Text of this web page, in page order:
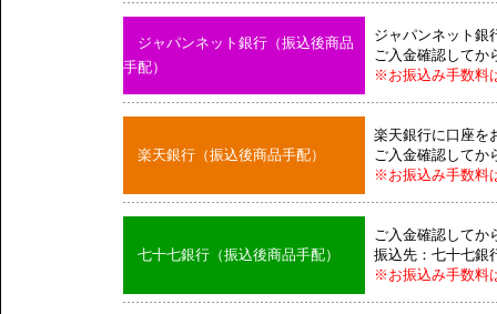
ジャパンネット銀行（振込後商品
手配）
ジャパンネット銀
ご入金確認してか
※お振込み手数料
楽天銀行（振込後商品手配）
楽天銀行に口座を
ご入金確認してか
※お振込み手数料
七十七銀行（振込後商品手配）
ご入金確認してか
振込先：七十七銀
※お振込み手数料